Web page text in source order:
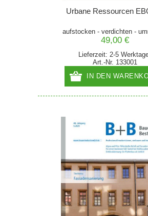
Urbane Ressourcen
aufstocken - verdichten -
49,00 €
Lieferzeit: 2-5
Art.-Nr. 133001
IN DEN